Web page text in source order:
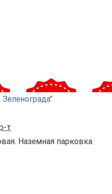
т
Наземная парковка.